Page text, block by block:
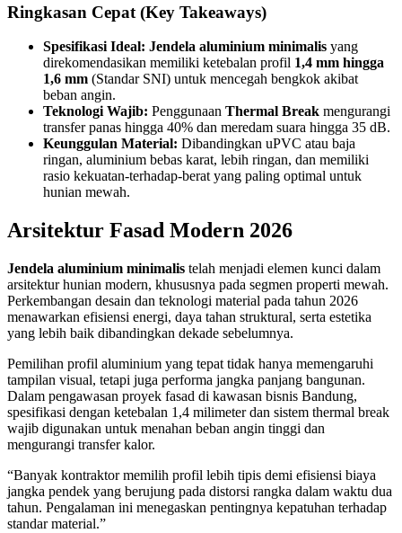
Ringkasan Cepat (Key Takeaways)
Spesifikasi Ideal: Jendela aluminium minimalis yang
direkomendasikan memiliki ketebalan profil 1,4 mm hingga
1,6 mm (Standar SNI) untuk mencegah bengkok akibat
beban angin.
Teknologi Wajib: Penggunaan Thermal Break mengurangi
transfer panas hingga 40% dan meredam suara hingga 35 dB.
Keunggulan Material: Dibandingkan uPVC atau baja
ringan, aluminium bebas karat, lebih ringan, dan memiliki
rasio kekuatan-terhadap-berat yang paling optimal untuk
hunian mewah.
Arsitektur Fasad Modern 2026
Jendela aluminium minimalis telah menjadi elemen kunci dalam
arsitektur hunian modern, khususnya pada segmen properti mewah.
Perkembangan desain dan teknologi material pada tahun 2026
menawarkan efisiensi energi, daya tahan struktural, serta estetika
yang lebih baik dibandingkan dekade sebelumnya.
Pemilihan profil aluminium yang tepat tidak hanya memengaruhi
tampilan visual, tetapi juga performa jangka panjang bangunan.
Dalam pengawasan proyek fasad di kawasan bisnis Bandung,
spesifikasi dengan ketebalan 1,4 milimeter dan sistem thermal break
wajib digunakan untuk menahan beban angin tinggi dan
mengurangi transfer kalor.
“Banyak kontraktor memilih profil lebih tipis demi efisiensi biaya
jangka pendek yang berujung pada distorsi rangka dalam waktu dua
tahun. Pengalaman ini menegaskan pentingnya kepatuhan terhadap
standar material.”